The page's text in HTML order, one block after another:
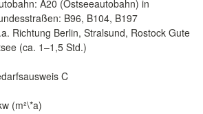
A20 (Ostseeautobahn) in
B96, B104, B197
Richtung Berlin, Stralsund, Rostock Gute
(ca. 1–1,5 Std.)
C
(m²\*a)